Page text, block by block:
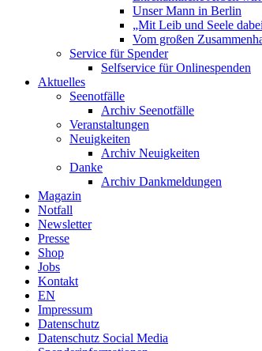
Unser Mann in Berlin
„Mit Leib und Seele
Vom großen
Service für Spender
Selfservice für Onlinespenden
Aktuelles
Seenotfälle
Archiv Seenotfälle
Veranstaltungen
Neuigkeiten
Archiv Neuigkeiten
Danke
Archiv Dankmeldungen
Magazin
Notfall
Newsletter
Presse
Shop
Jobs
Kontakt
EN
Impressum
Datenschutz
Datenschutz Social Media